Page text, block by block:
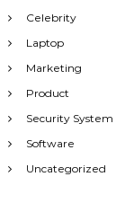
Celebrity
Laptop
Marketing
Product
Security System
Software
Uncategorized